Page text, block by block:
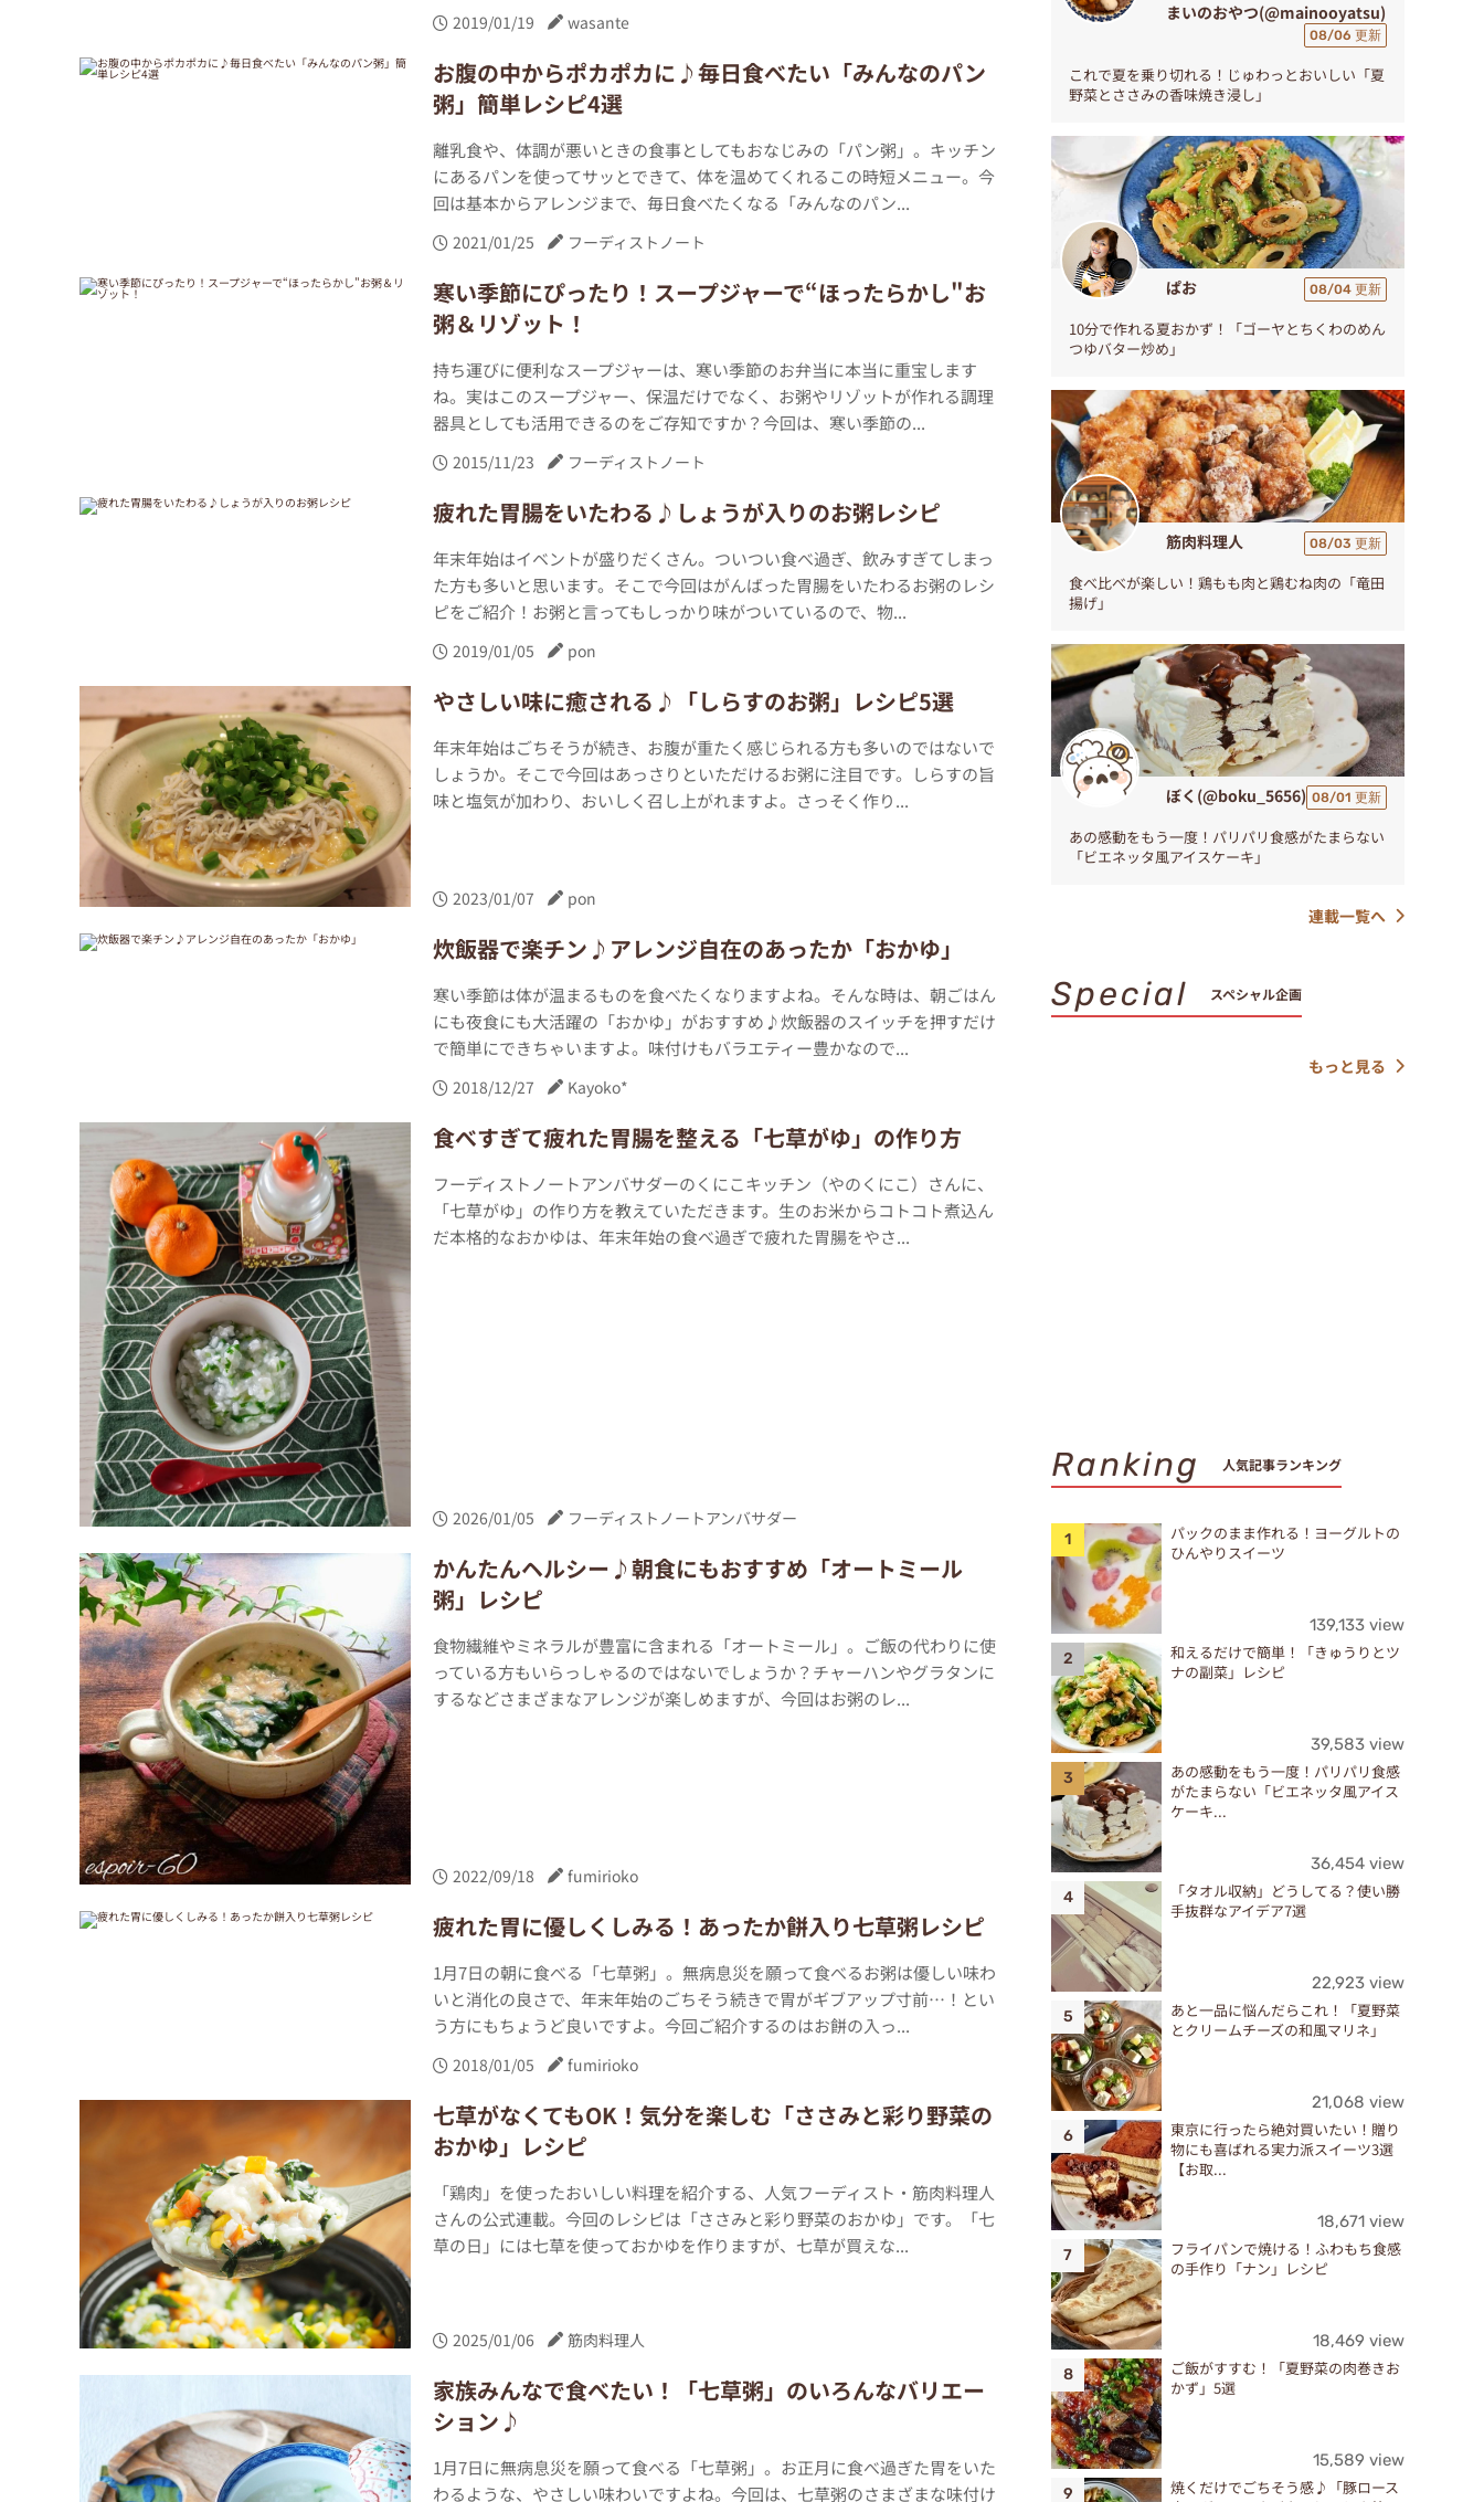
2019/01/19 wasante
お腹の中からポカポカに♪毎日食べたい「みんなのパン
粥」簡単レシピ4選
離乳食や、体調が悪いときの食事としてもおなじみの「パン粥」。キッチン
にあるパンを使ってサッとできて、体を温めてくれるこの時短メニュー。今
回は基本からアレンジまで、毎日食べたくなる「みんなのパン...
2021/01/25 フーディストノート
寒い季節にぴったり！スープジャーで“ほったらかし"お
粥＆リゾット！
持ち運びに便利なスープジャーは、寒い季節のお弁当に本当に重宝します
ね。実はこのスープジャー、保温だけでなく、お粥やリゾットが作れる調理
器具としても活用できるのをご存知ですか？今回は、寒い季節の...
2015/11/23 フーディストノート
疲れた胃腸をいたわる♪しょうが入りのお粥レシピ
年末年始はイベントが盛りだくさん。ついつい食べ過ぎ、飲みすぎてしまっ
た方も多いと思います。そこで今回はがんばった胃腸をいたわるお粥のレシ
ピをご紹介！お粥と言ってもしっかり味がついているので、物...
2019/01/05 pon
やさしい味に癒される♪「しらすのお粥」レシピ5選
年末年始はごちそうが続き、お腹が重たく感じられる方も多いのではないで
しょうか。そこで今回はあっさりといただけるお粥に注目です。しらすの旨
味と塩気が加わり、おいしく召し上がれますよ。さっそく作り...
2023/01/07 pon
炊飯器で楽チン♪アレンジ自在のあったか「おかゆ」
寒い季節は体が温まるものを食べたくなりますよね。そんな時は、朝ごはん
にも夜食にも大活躍の「おかゆ」がおすすめ♪炊飯器のスイッチを押すだけ
で簡単にできちゃいますよ。味付けもバラエティー豊かなので...
2018/12/27 Kayoko*
食べすぎて疲れた胃腸を整える「七草がゆ」の作り方
フーディストノートアンバサダーのくにこキッチン（やのくにこ）さんに、
「七草がゆ」の作り方を教えていただきます。生のお米からコトコト煮込ん
だ本格的なおかゆは、年末年始の食べ過ぎで疲れた胃腸をやさ...
2026/01/05 フーディストノートアンバサダー
かんたんヘルシー♪朝食にもおすすめ「オートミール
粥」レシピ
食物繊維やミネラルが豊富に含まれる「オートミール」。ご飯の代わりに使
っている方もいらっしゃるのではないでしょうか？チャーハンやグラタンに
するなどさまざまなアレンジが楽しめますが、今回はお粥のレ...
2022/09/18 fumirioko
疲れた胃に優しくしみる！あったか餅入り七草粥レシピ
1月7日の朝に食べる「七草粥」。無病息災を願って食べるお粥は優しい味わ
いと消化の良さで、年末年始のごちそう続きで胃がギブアップ寸前…！とい
う方にもちょうど良いですよ。今回ご紹介するのはお餅の入っ...
2018/01/05 fumirioko
七草がなくてもOK！気分を楽しむ「ささみと彩り野菜の
おかゆ」レシピ
「鶏肉」を使ったおいしい料理を紹介する、人気フーディスト・筋肉料理人
さんの公式連載。今回のレシピは「ささみと彩り野菜のおかゆ」です。「七
草の日」には七草を使っておかゆを作りますが、七草が買えな...
2025/01/06 筋肉料理人
家族みんなで食べたい！「七草粥」のいろんなバリエー
ション♪
1月7日に無病息災を願って食べる「七草粥」。お正月に食べ過ぎた胃をいた
わるような、やさしい味わいですよね。今回は、七草粥のさまざまな味付け
まいのおやつ(@mainooyatsu)
08/06 更新
これで夏を乗り切れる！じゅわっとおいしい「夏
野菜とささみの香味焼き浸し」
ぱお 08/04 更新
10分で作れる夏おかず！「ゴーヤとちくわのめん
つゆバター炒め」
筋肉料理人 08/03 更新
食べ比べが楽しい！鶏もも肉と鶏むね肉の「竜田
揚げ」
ぼく(@boku_5656) 08/01 更新
あの感動をもう一度！パリパリ食感がたまらない
「ビエネッタ風アイスケーキ」
連載一覧へ
Special スペシャル企画
もっと見る
Ranking 人気記事ランキング
パックのまま作れる！ヨーグルトの
ひんやりスイーツ
139,133 view
和えるだけで簡単！「きゅうりとツ
ナの副菜」レシピ
39,583 view
あの感動をもう一度！パリパリ食感
がたまらない「ビエネッタ風アイス
ケーキ...
36,454 view
「タオル収納」どうしてる？使い勝
手抜群なアイデア7選
22,923 view
あと一品に悩んだらこれ！「夏野菜
とクリームチーズの和風マリネ」
21,068 view
東京に行ったら絶対買いたい！贈り
物にも喜ばれる実力派スイーツ3選
【お取...
18,671 view
フライパンで焼ける！ふわもち食感
の手作り「ナン」レシピ
18,469 view
ご飯がすすむ！「夏野菜の肉巻きお
かず」5選
15,589 view
焼くだけでごちそう感♪「豚ロース